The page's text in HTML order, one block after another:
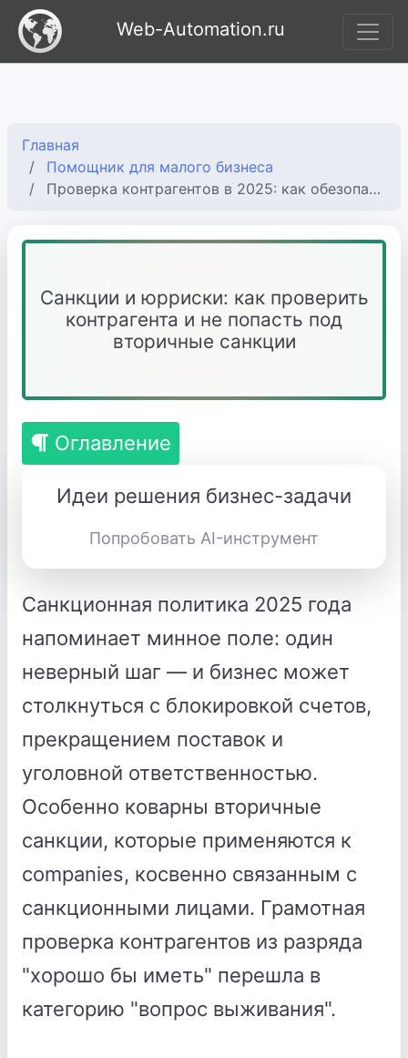
Web-Automation.ru
Главная
Помощник для малого бизнеса
Проверка контрагентов в 2025: как обезопасить бизнес от рисков
Санкции и юрриски: как проверить
контрагента и не попасть под
вторичные санкции
Оглавление
Идеи решения бизнес-задачи
Попробовать AI-инструмент
Санкционная политика 2025 года
напоминает минное поле: один
неверный шаг — и бизнес может
столкнуться с блокировкой счетов,
прекращением поставок и
уголовной ответственностью.
Особенно коварны вторичные
санкции, которые применяются к
companies, косвенно связанным с
санкционными лицами. Грамотная
проверка контрагентов из разряда
"хорошо бы иметь" перешла в
категорию "вопрос выживания".